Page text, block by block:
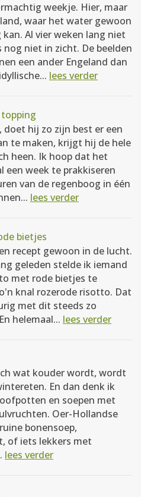
weekje. Hier, maar
waar het water gewoon
Al vier weken lang niet
nog niet in zicht. De beelden
een ander Engeland dan
lees verder
doet hij zo zijn best er een
te maken, krijgt hij de hele
heen. Ik hoop dat het
een week te prakkiseren
van de regenboog in één
lees verder
bietjes
recept gewoon in de lucht.
geleden stelde ik iemand
met rode bietjes te
knal rozerode risotto. Dat
met dit steeds zo
helemaal... lees verder
wat kouder wordt, wordt
En dan denk ik
en soepen met
Oer-Hollandse
bonensoep,
of iets lekkers met
lees verder